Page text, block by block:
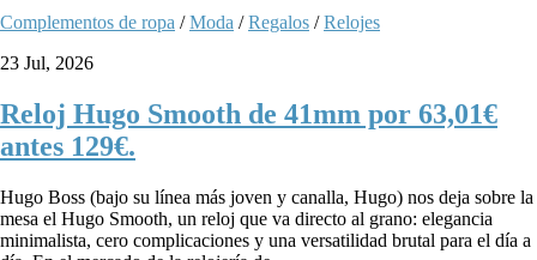
Complementos de ropa /Moda /Regalos /Relojes
23 Jul, 2026
Reloj Hugo Smooth de 41mm por 63,01€
antes 129€.
Hugo Boss (bajo su línea más joven y canalla, Hugo) nos deja sobre la
mesa el Hugo Smooth, un reloj que va directo al grano: elegancia
minimalista, cero complicaciones y una versatilidad brutal para el día a